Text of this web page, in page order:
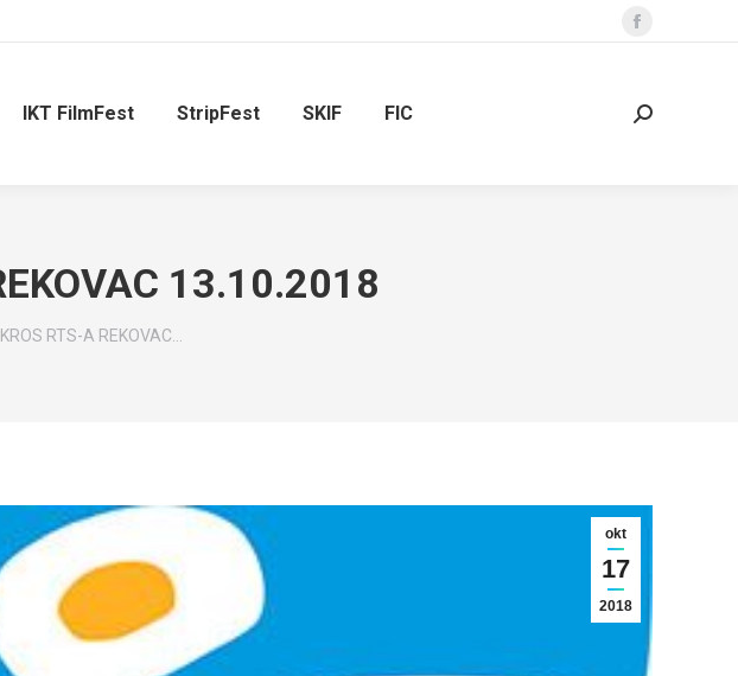
Facebook
in
IKT FilmFest StripFest SKIF FIC Search:
13.10.2018
RTS-A REKOVAC…
okt
17
2018